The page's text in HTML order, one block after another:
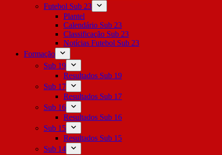
Futebol Sub 23
Plantel
Calendário Sub 23
Classificação Sub 23
Notícias Futebol Sub 23
Formação
Sub 19
Resultados Sub 19
Sub 17
Resultados Sub 17
Sub 16
Resultados Sub 16
Sub 15
Resultados Sub 15
Sub 14